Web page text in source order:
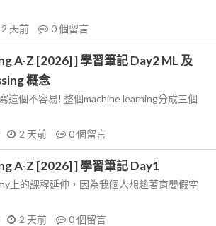
2 天前 0個留言
A-Z [2026] ] 學習筆記 Day2 ML 及
概念
這個不容易! 整個machine learning分成三個
2 天前 0個留言
A-Z [2026] ] 學習筆記 Day1
上的課程延伸，因為我個人想趁著育嬰假空
2 天前 0個留言